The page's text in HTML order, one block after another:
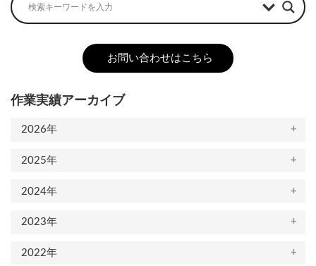
お問い合わせはこちら
作業実績アーカイブ
2026年
2025年
2024年
2023年
2022年